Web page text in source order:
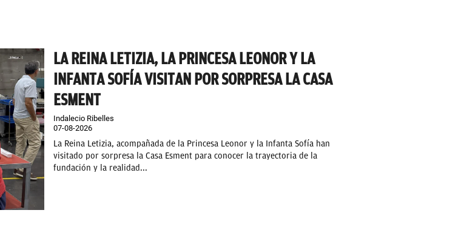
LA REINA LETIZIA, LA PRINCESA LEONOR Y LA
INFANTA SOFÍA VISITAN POR SORPRESA LA CASA
ESMENT
Indalecio Ribelles
07-08-2026
La Reina Letizia, acompañada de la Princesa Leonor y la Infanta Sofía han
visitado por sorpresa la Casa Esment para conocer la trayectoria de la
fundación y la realidad...